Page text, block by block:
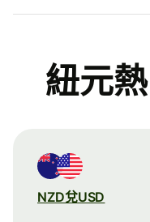
紐元
NZD兌USD